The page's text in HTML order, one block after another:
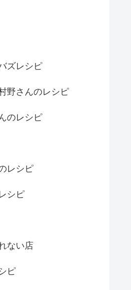
ズレシピ
野さんのレシピ
のレシピ
レシピ
シピ
ない店
ピ